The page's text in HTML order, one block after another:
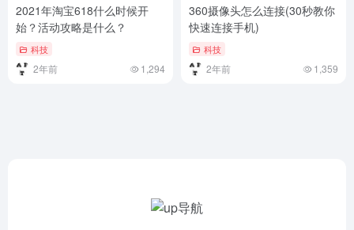
2021年淘宝618什么时候开
始？活动攻略是什么？
科技
2年前 1,294
360摄像头怎么连接(30秒教你
快速连接手机)
科技
2年前 1,359